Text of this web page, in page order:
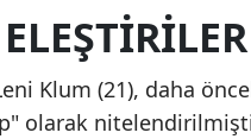
Klum (21), daha
olarak